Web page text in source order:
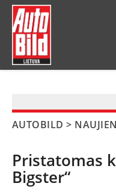
AUTOBILD >
Pristatomas
Bigster“